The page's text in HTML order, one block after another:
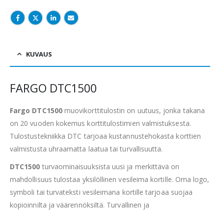
KUVAUS
FARGO DTC1500
Fargo DTC1500muovikorttitulostin on uutuus, jonka takana
on 20 vuoden kokemus korttitulostimien valmistuksesta.
Tulostustekniikka DTC tarjoaa kustannustehokasta korttien
valmistusta uhraamatta laatua tai turvallisuutta.
DTC1500 turvaominaisuuksista uusi ja merkittävä on
mahdollisuus tulostaa yksilöllinen vesileima kortille. Oma logo,
symboli tai turvateksti vesileimana kortille tarjoaa suojaa
kopioinnilta ja väärennöksiltä. Turvallinen ja